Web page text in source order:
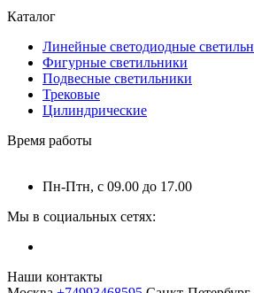
Каталог
Линейные светодиодные
Фигурные светильники
Подвесные светильники
Трековые
Цилиндрические
Время работы
Пн-Птн, с 09.00 до 17.00
Мы в социальных сетях:
Наши контакты